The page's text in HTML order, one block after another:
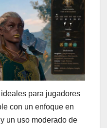
para jugadores
con un enfoque en
un uso moderado de